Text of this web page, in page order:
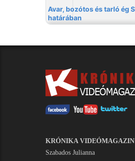
KRÓNIKA VIDEÓMAGAZIN
Szabados Julianna